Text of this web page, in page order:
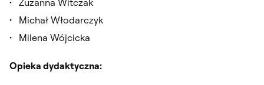
Michał Włodarczyk
Milena Wójcicka
Opieka dydaktyczna: